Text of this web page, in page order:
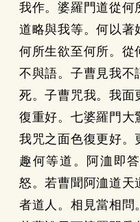
我作。婆羅門道從何
道略與我等。何以著
何所生欲至何所。從
不與語。子曹見我不
死。子曹咒我。我面
復重好。七婆羅門大
我咒之面色復更好。
趣何等道。阿洫即
怒。若曹聞阿洫道天
者道人。相見當相問